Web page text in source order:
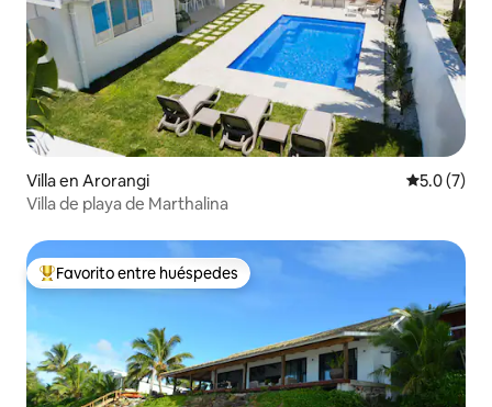
Villa en Arorangi
5.0 (7)
Villa de playa de Marthalina
Favorito entre huéspedes preferido
Favorito entre huéspedes